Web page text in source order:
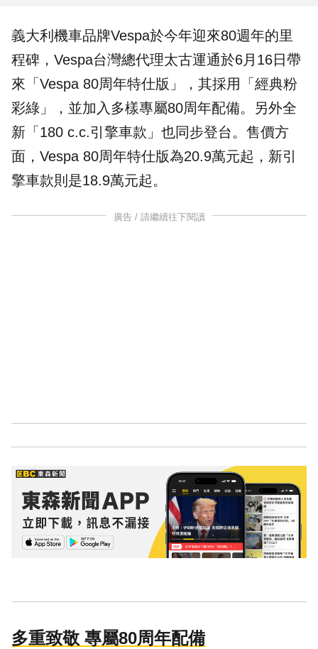
義大利機車品牌Vespa於今年迎來80週年的里
程碑，Vespa台灣總代理太古運通於6月16日帶
來「 Vespa 80周年特仕版 」，其採用「經典粉
彩綠」，並加入多樣專屬80周年配備。另外全
新「 180 c.c.引擎車款」也同步登台。售價方
面，Vespa 80周年特仕版為20.9萬元起，新引
擎車款則是18.9萬元起。
廣告 / 請繼續往下閱讀
多重致敬 專屬80周年配備